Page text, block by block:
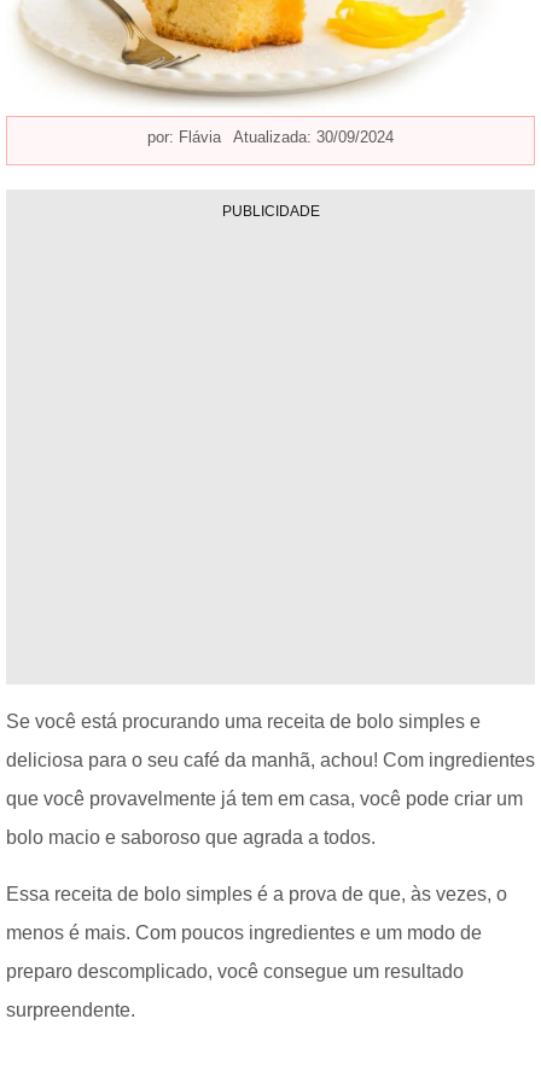
por: Flávia Atualizada: 30/09/2024
PUBLICIDADE
Se você está procurando uma receita de bolo simples e
deliciosa para o seu café da manhã, achou! Com ingredientes
que você provavelmente já tem em casa, você pode criar um
bolo macio e saboroso que agrada a todos.
Essa receita de bolo simples é a prova de que, às vezes, o
menos é mais. Com poucos ingredientes e um modo de
preparo descomplicado, você consegue um resultado
surpreendente.